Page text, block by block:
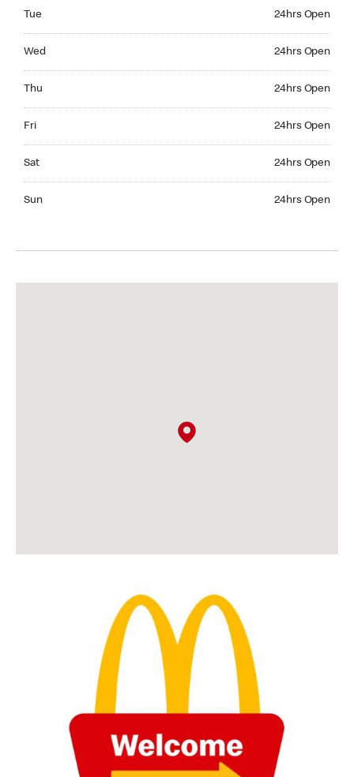
Tue 24hrs Open
Wed 24hrs Open
Thu 24hrs Open
Fri 24hrs Open
Sat 24hrs Open
Sun 24hrs Open